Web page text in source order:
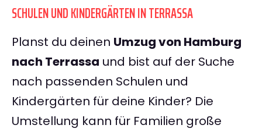
SCHULEN UND KINDERGÄRTEN IN TERRASSA
Planst du deinen Umzug von Hamburg
nach Terrassa und bist auf der Suche
nach passenden Schulen und
Kindergärten für deine Kinder? Die
Umstellung kann für Familien große